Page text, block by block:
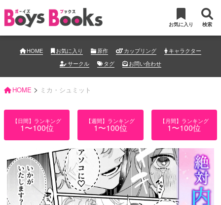
お気に入り 検索
HOME お気に入り 原作 カップリング
キャラクター
サークル
タグ お問い合わせ
HOME > ミカ・シュミット
【日間】ランキング
1〜100位
【週間】ランキング
1〜100位
【月間】ランキング
1〜100位